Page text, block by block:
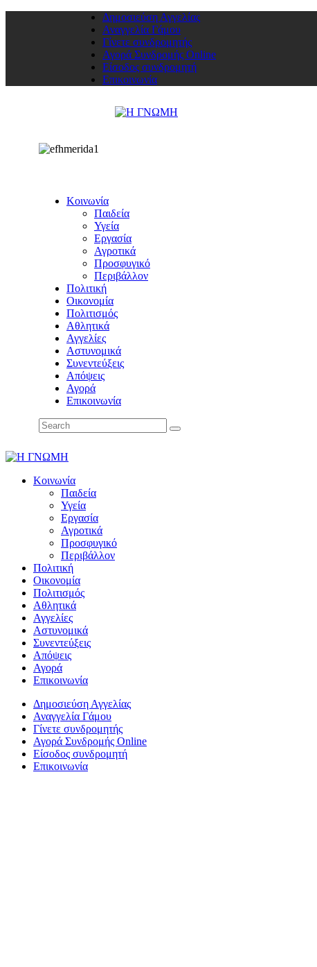
Δημοσιεύση Αγγελίας
Αναγγελία Γάμου
Γίνετε συνδρομητής
Αγορά Συνδρομής Online
Είσοδος συνδρομητή
Επικοινωνία
Κοινωνία
Παιδεία
Υγεία
Εργασία
Αγροτικά
Προσφυγικό
Περιβάλλον
Πολιτική
Οικονομία
Πολιτισμός
Αθλητικά
Αγγελίες
Αστυνομικά
Συνεντεύξεις
Απόψεις
Αγορά
Επικοινωνία
Κοινωνία
Παιδεία
Υγεία
Εργασία
Αγροτικά
Προσφυγικό
Περιβάλλον
Πολιτική
Οικονομία
Πολιτισμός
Αθλητικά
Αγγελίες
Αστυνομικά
Συνεντεύξεις
Απόψεις
Αγορά
Επικοινωνία
Δημοσιεύση Αγγελίας
Αναγγελία Γάμου
Γίνετε συνδρομητής
Αγορά Συνδρομής Online
Είσοδος συνδρομητή
Επικοινωνία